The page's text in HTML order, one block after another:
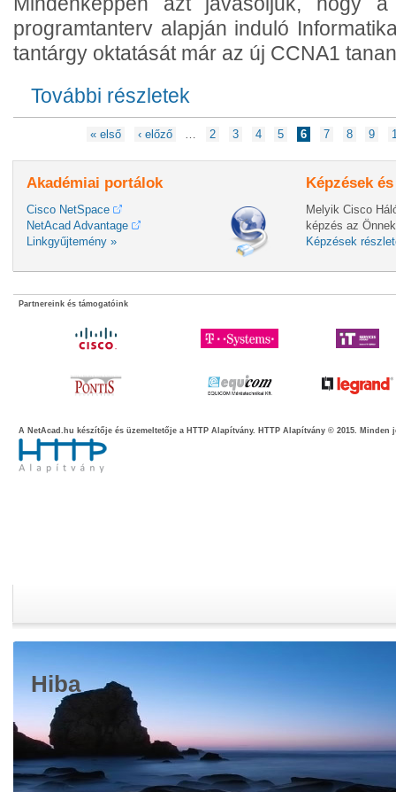
programtanterv alapján induló
tantárgy oktatását már az új CCNA1
További részletek
« első ‹ előző 2 3 4 5 6 7 8 9
Akadémiai portálok
Cisco NetSpace
NetAcad Advantage
Linkgyűjtemény »
Képzések
Melyik Cisco
képzés az
Képzések
Partnereink és támogatóink
A NetAcad.hu készítője és üzemeltetője a HTTP Alapítvány. HTTP Alapítvány © 2015. Minden
Hiba